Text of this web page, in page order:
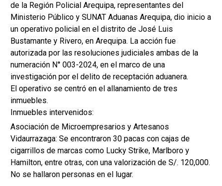
de la Región Policial Arequipa, representantes del
Ministerio Público y SUNAT Aduanas Arequipa, dio inicio a
un operativo policial en el distrito de José Luis
Bustamante y Rivero, en Arequipa. La acción fue
autorizada por las resoluciones judiciales ambas de la
numeración N° 003-2024, en el marco de una
investigación por el delito de receptación aduanera.
El operativo se centró en el allanamiento de tres
inmuebles.
Inmuebles intervenidos:
Asociación de Microempresarios y Artesanos
Vidaurrazaga: Se encontraron 30 pacas con cajas de
cigarrillos de marcas como Lucky Strike, Marlboro y
Hamilton, entre otras, con una valorización de S/. 120,000.
No se hallaron personas en el lugar.